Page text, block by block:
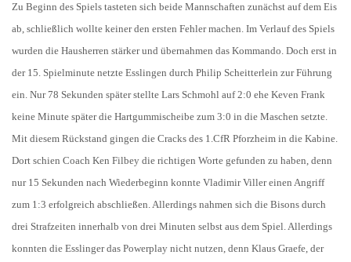
Zu Beginn des Spiels tasteten sich beide Mannschaften zunächst auf dem Eis
ab, schließlich wollte keiner den ersten Fehler machen. Im Verlauf des Spiels
wurden die Hausherren stärker und übernahmen das Kommando. Doch erst in
der 15. Spielminute netzte Esslingen durch Philip Scheitterlein zur Führung
ein. Nur 78 Sekunden später stellte Lars Schmohl auf 2:0 ehe Keven Frank
keine Minute später die Hartgummischeibe zum 3:0 in die Maschen setzte.
Mit diesem Rückstand gingen die Cracks des 1.CfR Pforzheim in die Kabine.
Dort schien Coach Ken Filbey die richtigen Worte gefunden zu haben, denn
nur 15 Sekunden nach Wiederbeginn konnte Vladimir Viller einen Angriff
zum 1:3 erfolgreich abschließen. Allerdings nahmen sich die Bisons durch
drei Strafzeiten innerhalb von drei Minuten selbst aus dem Spiel. Allerdings
konnten die Esslinger das Powerplay nicht nutzen, denn Klaus Graefe, der